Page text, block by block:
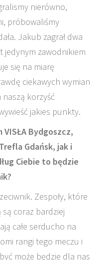
nierówno,
próbowaliśmy
Jakub zagrał dwa
jedynym zawodnikiem
się na miarę
ciekawych wymian
naszą korzyść
jakies punkty.
VISŁA Bydgoszcz,
Gdańsk, jak i
Ciebie to będzie
Zespoły, które
coraz bardziej
całe serducho na
rangi tego meczu i
może będzie dla nas